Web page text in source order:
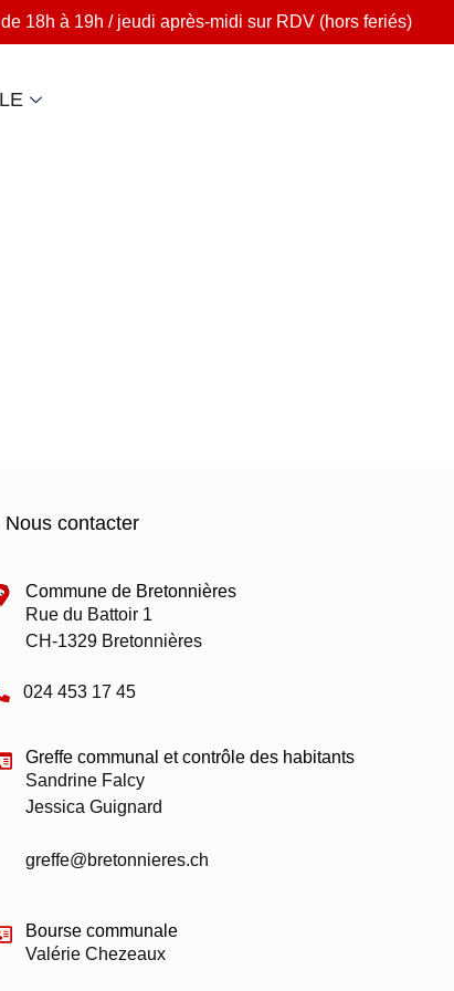
18h à 19h / jeudi après-midi sur RDV (hors feriés)
Nous contacter
Commune de Bretonnières
Rue du Battoir 1
CH-1329 Bretonnières
024 453 17 45
Greffe communal et contrôle des habitants
Sandrine Falcy
Jessica Guignard
greffe@bretonnieres.ch
Bourse communale
Valérie Chezeaux